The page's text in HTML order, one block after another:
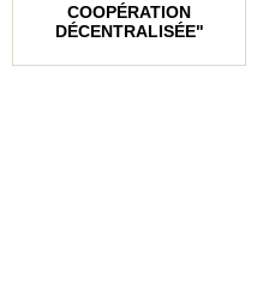
COOPÉRATION
DÉCENTRALISÉE"